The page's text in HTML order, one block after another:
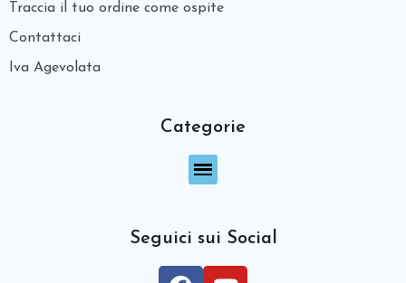
Traccia il tuo ordine come ospite
Contattaci
Iva Agevolata
Categorie
Seguici sui Social